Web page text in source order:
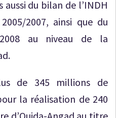
aussi du bilan de l’INDH
2007, ainsi que du
au niveau de la
de 345 millions de
la réalisation de 240